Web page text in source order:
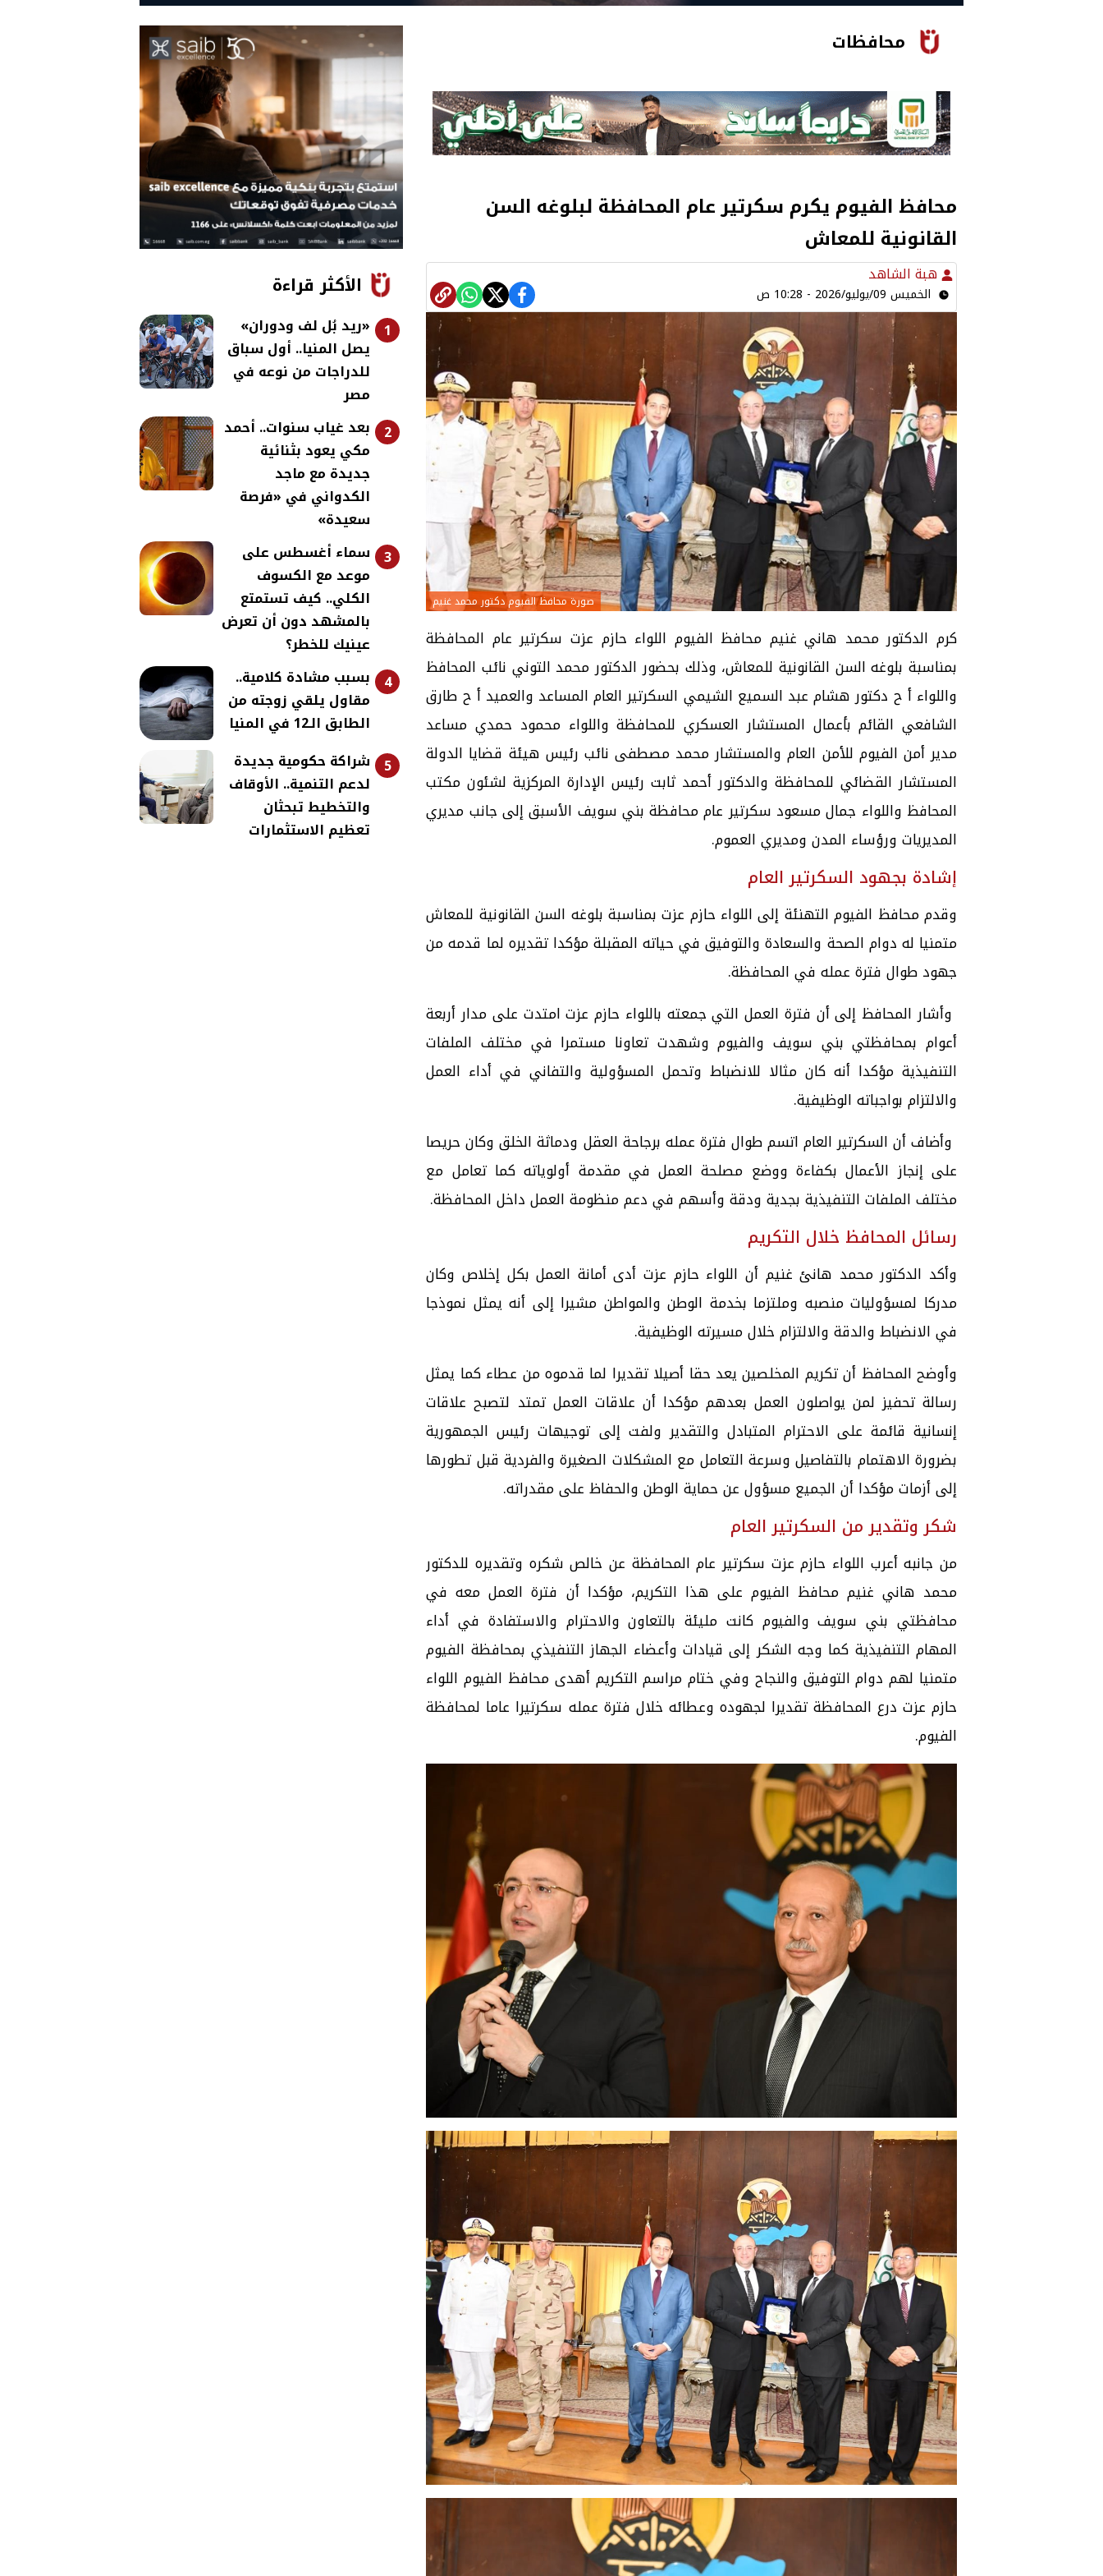
محافظات
محافظ الفيوم يكرم سكرتير عام المحافظة لبلوغه السن
القانونية للمعاش
هبة الشاهد
الخميس 09/يوليو/2026 - 10:28 ص
صورة محافظ الفيوم دكتور محمد غنيم
كرم الدكتور محمد هاني غنيم محافظ الفيوم اللواء حازم عزت سكرتير عام المحافظة
بمناسبة بلوغه السن القانونية للمعاش، وذلك بحضور الدكتور محمد التوني نائب المحافظ
واللواء أ ح دكتور هشام عبد السميع الشيمي السكرتير العام المساعد والعميد أ ح طارق
الشافعي القائم بأعمال المستشار العسكري للمحافظة واللواء محمود حمدي مساعد
مدير أمن الفيوم للأمن العام والمستشار محمد مصطفى نائب رئيس هيئة قضايا الدولة
المستشار القضائي للمحافظة والدكتور أحمد ثابت رئيس الإدارة المركزية لشئون مكتب
المحافظ واللواء جمال مسعود سكرتير عام محافظة بني سويف الأسبق إلى جانب مديري
المديريات ورؤساء المدن ومديري العموم.
إشادة بجهود السكرتير العام
وقدم محافظ الفيوم التهنئة إلى اللواء حازم عزت بمناسبة بلوغه السن القانونية للمعاش
متمنيا له دوام الصحة والسعادة والتوفيق في حياته المقبلة مؤكدا تقديره لما قدمه من
جهود طوال فترة عمله في المحافظة.
وأشار المحافظ إلى أن فترة العمل التي جمعته باللواء حازم عزت امتدت على مدار أربعة
أعوام بمحافظتي بني سويف والفيوم وشهدت تعاونا مستمرا في مختلف الملفات
التنفيذية مؤكدا أنه كان مثالا للانضباط وتحمل المسؤولية والتفاني في أداء العمل
والالتزام بواجباته الوظيفية.
وأضاف أن السكرتير العام اتسم طوال فترة عمله برجاحة العقل ودماثة الخلق وكان حريصا
على إنجاز الأعمال بكفاءة ووضع مصلحة العمل في مقدمة أولوياته كما تعامل مع
مختلف الملفات التنفيذية بجدية ودقة وأسهم في دعم منظومة العمل داخل المحافظة.
رسائل المحافظ خلال التكريم
وأكد الدكتور محمد هانئ غنيم أن اللواء حازم عزت أدى أمانة العمل بكل إخلاص وكان
مدركا لمسؤوليات منصبه وملتزما بخدمة الوطن والمواطن مشيرا إلى أنه يمثل نموذجا
في الانضباط والدقة والالتزام خلال مسيرته الوظيفية.
وأوضح المحافظ أن تكريم المخلصين يعد حقا أصيلا تقديرا لما قدموه من عطاء كما يمثل
رسالة تحفيز لمن يواصلون العمل بعدهم مؤكدا أن علاقات العمل تمتد لتصبح علاقات
إنسانية قائمة على الاحترام المتبادل والتقدير ولفت إلى توجيهات رئيس الجمهورية
بضرورة الاهتمام بالتفاصيل وسرعة التعامل مع المشكلات الصغيرة والفردية قبل تطورها
إلى أزمات مؤكدا أن الجميع مسؤول عن حماية الوطن والحفاظ على مقدراته.
شكر وتقدير من السكرتير العام
من جانبه أعرب اللواء حازم عزت سكرتير عام المحافظة عن خالص شكره وتقديره للدكتور
محمد هاني غنيم محافظ الفيوم على هذا التكريم، مؤكدا أن فترة العمل معه في
محافظتي بني سويف والفيوم كانت مليئة بالتعاون والاحترام والاستفادة في أداء
المهام التنفيذية كما وجه الشكر إلى قيادات وأعضاء الجهاز التنفيذي بمحافظة الفيوم
متمنيا لهم دوام التوفيق والنجاح وفي ختام مراسم التكريم أهدى محافظ الفيوم اللواء
حازم عزت درع المحافظة تقديرا لجهوده وعطائه خلال فترة عمله سكرتيرا عاما لمحافظة
الفيوم.
الأكثر قراءة
1
«ريد بُل لف ودوران»
يصل المنيا.. أول سباق
للدراجات من نوعه في
مصر
2
بعد غياب سنوات.. أحمد
مكي يعود بثنائية
جديدة مع ماجد
الكدواني في «فرصة
سعيدة»
3 سماء أغسطس على
موعد مع الكسوف
الكلي.. كيف تستمتع
بالمشهد دون أن تعرض
عينيك للخطر؟
4
بسبب مشادة كلامية..
مقاول يلقي زوجته من
الطابق الـ12 في المنيا
5
شراكة حكومية جديدة
لدعم التنمية.. الأوقاف
والتخطيط تبحثان
تعظيم الاستثمارات